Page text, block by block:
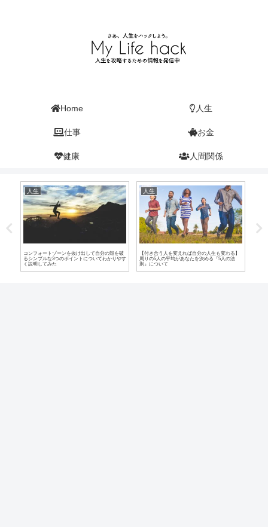
Home 人生
仕事 お金
健康 人間関係
人生
コンフォートゾーンを抜け出して自分の殻を破
るシンプルな3つのポイントについてわかりやす
く説明してみた
人生
【付き合う人を変えれば自分の人生も変わる】
周りの5人の平均があなたを決める『5人の法
則』について